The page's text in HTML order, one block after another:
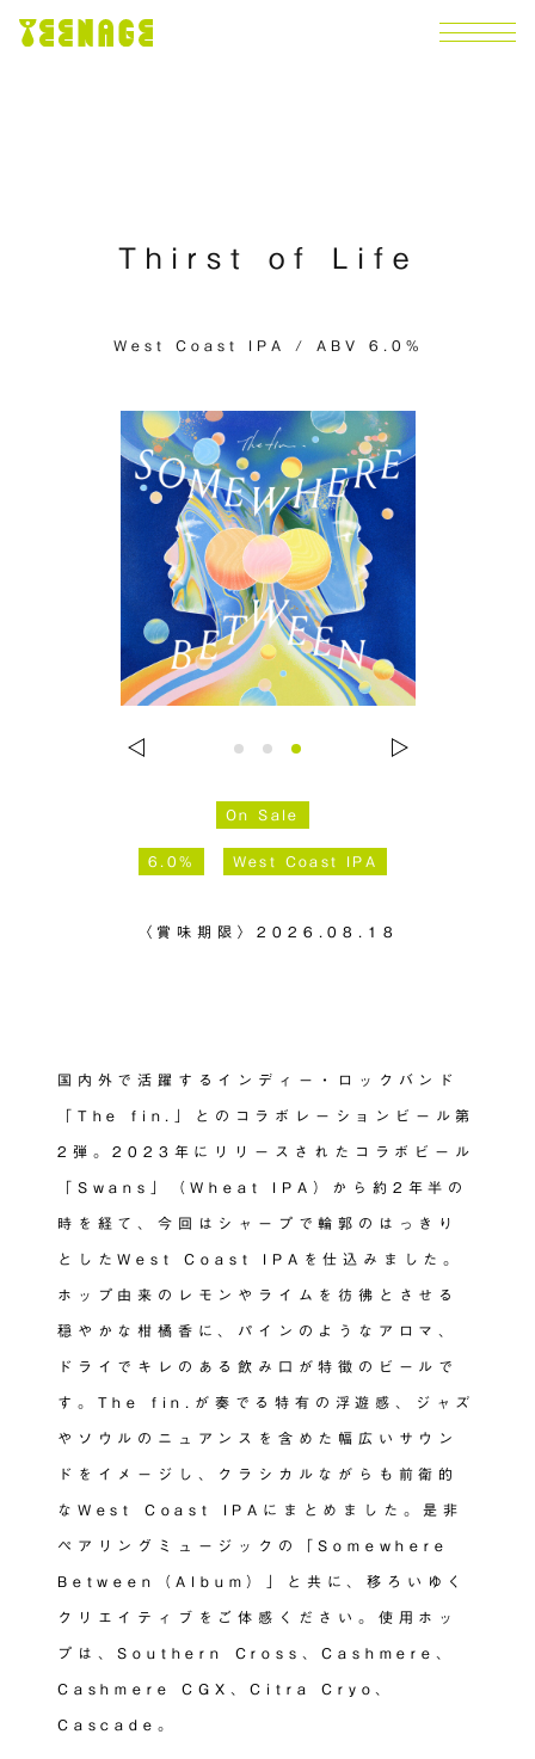
Thirst of Life
West Coast IPA / ABV 6.0%
On Sale
6.0% West Coast IPA
〈賞味期限〉2026.08.18
国内外で活躍するインディー・ロックバンド
「The fin.」とのコラボレーションビール第
2弾。2023年にリリースされたコラボビール
「Swans」（Wheat IPA）から約2年半の
時を経て、今回はシャープで輪郭のはっきり
としたWest Coast IPAを仕込みました。
ホップ由来のレモンやライムを彷彿とさせる
穏やかな柑橘香に、パインのようなアロマ、
ドライでキレのある飲み口が特徴のビールで
す。The fin.が奏でる特有の浮遊感、ジャズ
やソウルのニュアンスを含めた幅広いサウン
ドをイメージし、クラシカルながらも前衛的
なWest Coast IPAにまとめました。是非
ペアリングミュージックの「Somewhere
Between（Album）」と共に、移ろいゆく
クリエイティブをご体感ください。使用ホッ
プは、Southern Cross、Cashmere、
Cashmere CGX、Citra Cryo、
Cascade。